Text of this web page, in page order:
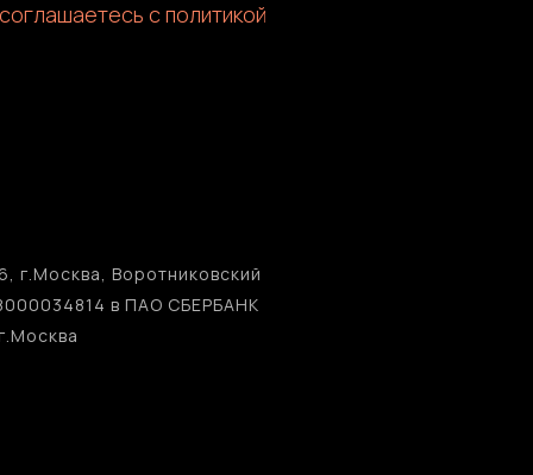
c политикой
г.Москва, Воротниковский
в ПАО СБЕРБАНК